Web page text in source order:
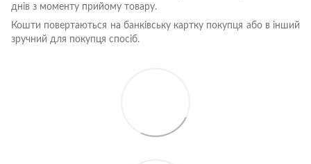
днів з моменту прийому товару.
Кошти повертаються на банківську картку покупця або в інший
зручний для покупця спосіб.